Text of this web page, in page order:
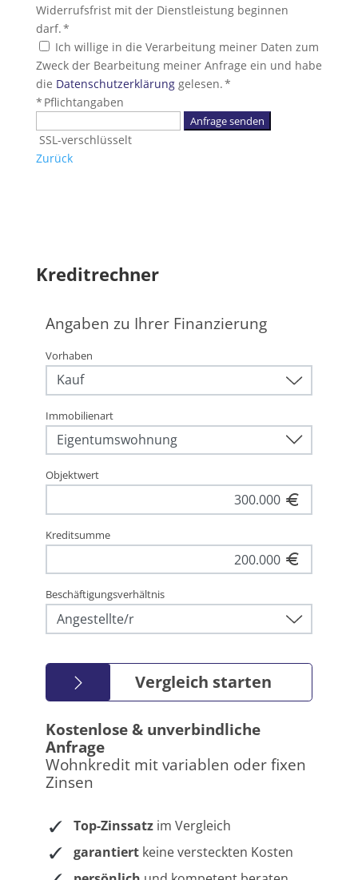
Widerrufsfrist mit der Dienstleistung beginnen
darf. *
Ich willige in die Verarbeitung meiner Daten zum
Zweck der Bearbeitung meiner Anfrage ein und habe
die Datenschutzerklärunggelesen. *
* Pflichtangaben
Anfrage senden
SSL-verschlüsselt
Zurück
Kreditrechner